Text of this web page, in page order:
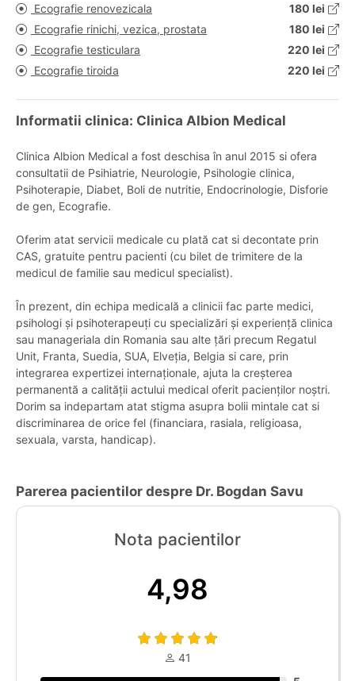
Ecografie renovezicala
180 lei
Ecografie rinichi, vezica, prostata
180 lei
Ecografie testiculara
220 lei
Ecografie tiroida
220 lei
Informatii clinica: Clinica Albion Medical
Clinica Albion Medical a fost deschisa în anul 2015 si ofera
consultatii de Psihiatrie, Neurologie, Psihologie clinica,
Psihoterapie, Diabet, Boli de nutritie, Endocrinologie, Disforie
de gen, Ecografie.
Oferim atat servicii medicale cu plată cat si decontate prin
CAS, gratuite pentru pacienti (cu bilet de trimitere de la
medicul de familie sau medicul specialist).
În prezent, din echipa medicală a clinicii fac parte medici,
psihologi și psihoterapeuți cu specializări și experiență clinica
sau manageriala din Romania sau alte țări precum Regatul
Unit, Franta, Suedia, SUA, Elveția, Belgia si care, prin
integrarea expertizei internaționale, ajuta la creșterea
permanentă a calității actului medical oferit pacienților noștri.
Dorim sa indepartam atat stigma asupra bolii mintale cat si
discriminarea de orice fel (financiara, rasiala, religioasa,
sexuala, varsta, handicap).
Parerea pacientilor despre Dr. Bogdan Savu
Nota pacientilor
4,98
41